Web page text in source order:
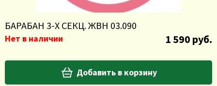
БАРАБАН 3-Х СЕКЦ. ЖВН 03.090
Нет в наличии 1 590 руб.
Добавить в корзину